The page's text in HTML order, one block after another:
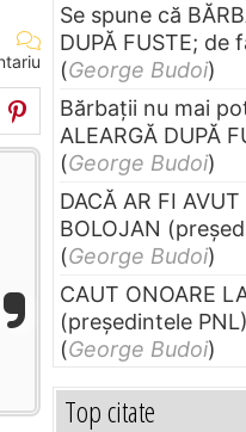
Se spune că
DUPĂ FUSTE; de
(George Budoi)
Bărbaţii nu mai
ALEARGĂ DUPĂ
(George Budoi)
DACĂ AR FI
BOLOJAN
(George Budoi)
CAUT ONOARE
(preşedintele
(George Budoi)
Top citate